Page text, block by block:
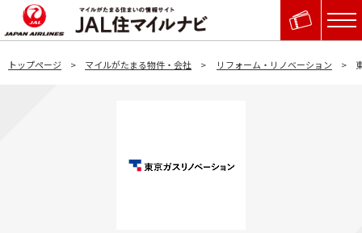
トップページ マイルがたまる物件・会社 リフォーム・リノベーション